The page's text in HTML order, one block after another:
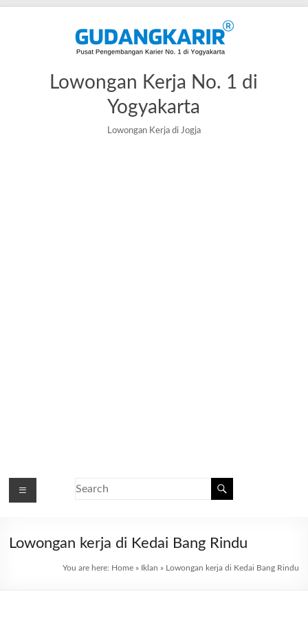
Lowongan Kerja No. 1 di
Yogyakarta
Lowongan Kerja di Jogja
Lowongan kerja di Kedai Bang Rindu
You are here: Home» Iklan » Lowongan kerja di Kedai Bang Rindu